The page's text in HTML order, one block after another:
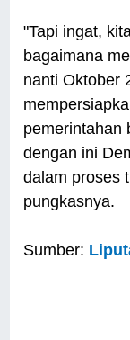
"Tapi ingat,
bagaimana
nanti Oktober
pemerintahan
dengan ini
dalam proses
pungkasnya.
Sumber: